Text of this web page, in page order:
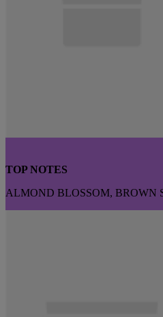
TOP NOTES
ALMOND BLOSSOM, BROWN